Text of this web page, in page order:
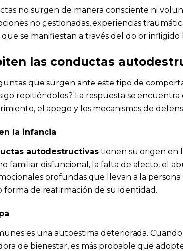
no surgen de manera consciente ni
no gestionadas, experiencias
se manifiestan a través del dolor infligido
las conductas
que surgen ante este tipo de
repitiéndolos? La respuesta se
el apego y los mecanismos de
la infancia
autodestructivas tienen su origen en
familiar disfuncional, la falta de afecto, el
profundas que llevan a la persona
forma de reafirmación de su identidad.
es una autoestima deteriorada.
de bienestar, es más probable que